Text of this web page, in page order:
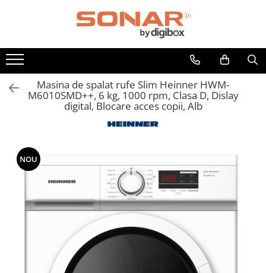
Televizoare
Telefoane mobile si accesorii
Accesorii telefoane
Husa
Incarcatoare
Suport auto
Boxe Portabile
Componente PC - Periferice
Masina de spalat rufe Slim Heinner HWM-
M6010SMD++, 6 kg, 1000 rpm, Clasa D, Dislay
digital, Blocare acces copii, Alb
NOU